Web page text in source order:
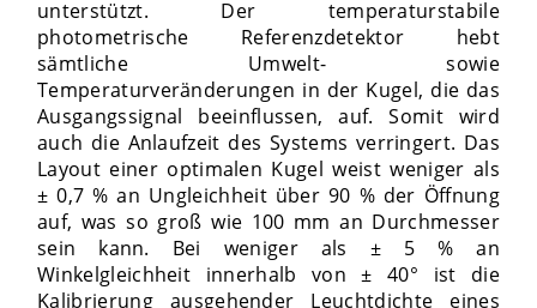
unterstützt. Der temperaturstabile
photometrische Referenzdetektor hebt
sämtliche Umwelt- sowie
Temperaturveränderungen in der Kugel, die das
Ausgangssignal beeinflussen, auf. Somit wird
auch die Anlaufzeit des Systems verringert. Das
Layout einer optimalen Kugel weist weniger als
± 0,7 % an Ungleichheit über 90 % der Öffnung
auf, was so groß wie 100 mm an Durchmesser
sein kann. Bei weniger als ± 5 % an
Winkelgleichheit innerhalb von ± 40° ist die
Kalibrierung ausgehender Leuchtdichte eines